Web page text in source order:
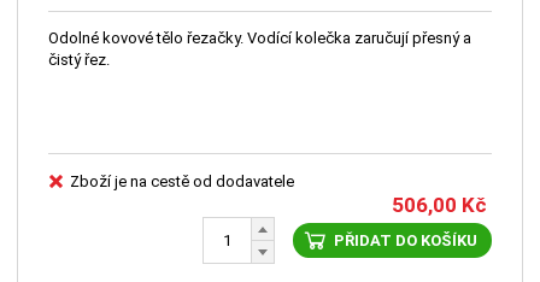
Odolné kovové tělo řezačky. Vodící kolečka zaručují přesný a
čistý řez.
Zboží je na cestě od dodavatele
506,00 Kč
PŘIDAT DO KOŠÍKU